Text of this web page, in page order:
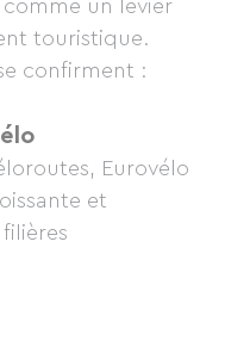
comme un levier
touristique.
confirment :
Eurovélo
et